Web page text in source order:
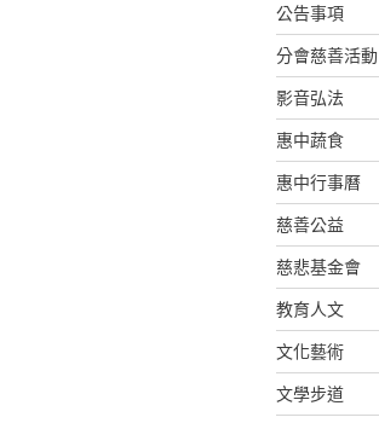
公告事項
分會慈善活動
影音弘法
惠中蔬食
惠中行事曆
慈善公益
慈悲基金會
教育人文
文化藝術
文學步道